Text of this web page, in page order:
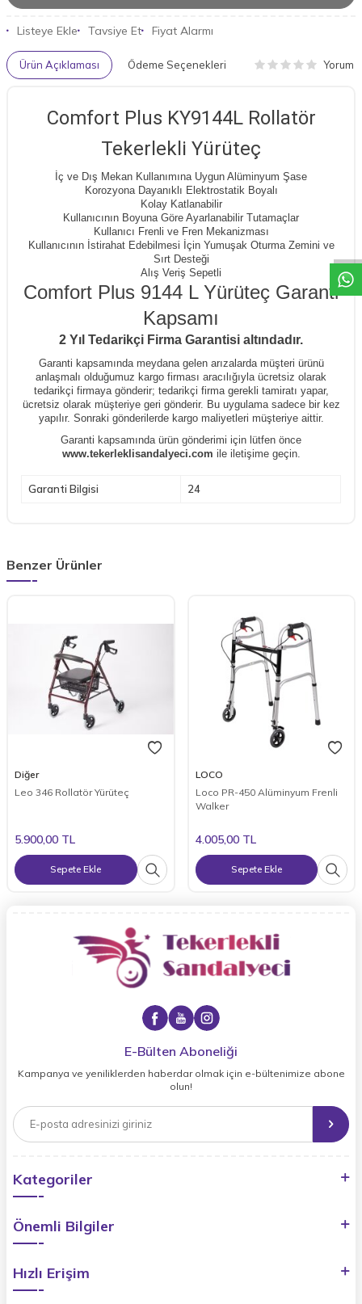
Listeye Ekle Tavsiye Et Fiyat Alarmı
Ürün Açıklaması Ödeme Seçenekleri Yorum
Comfort Plus KY9144L Rollatör
Tekerlekli Yürüteç
İç ve Dış Mekan Kullanımına Uygun Alüminyum Şase
Korozyona Dayanıklı Elektrostatik Boyalı
Kolay Katlanabilir
Kullanıcının Boyuna Göre Ayarlanabilir Tutamaçlar
Kullanıcı Frenli ve Fren Mekanizması
Kullanıcının İstirahat Edebilmesi İçin Yumuşak Oturma Zemini ve
Sırt Desteği
Alış Veriş Sepetli
Comfort Plus 9144 L Yürüteç Garanti
Kapsamı
2 Yıl Tedarikçi Firma Garantisi altındadır.
Garanti kapsamında meydana gelen arızalarda müşteri ürünü
anlaşmalı olduğumuz kargo firması aracılığıyla ücretsiz olarak
tedarikçi firmaya gönderir; tedarikçi firma gerekli tamiratı yapar,
ücretsiz olarak müşteriye geri gönderir. Bu uygulama sadece bir kez
yapılır. Sonraki gönderilerde kargo maliyetleri müşteriye aittir.
Garanti kapsamında ürün gönderimi için lütfen önce
www.tekerleklisandalyeci.com ile iletişime geçin.
Garanti Bilgisi 24
Benzer Ürünler
Diğer
Leo 346 Rollatör Yürüteç
5.900,00 TL
Sepete Ekle
LOCO
Loco PR-450 Alüminyum Frenli
Walker
4.005,00TL
Sepete Ekle
E-Bülten Aboneliği
Kampanya ve yeniliklerden haberdar olmak için e-bültenimize abone
olun!
Kategoriler
Önemli Bilgiler
Hızlı Erişim